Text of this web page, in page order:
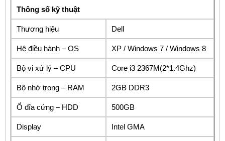
Thông số kỹ thuật
Thương hiệu Dell
Hệ điều hành – OS XP / Windows 7 / Windows 8
Bộ vi xử lý – CPU Core i3 2367M(2*1.4Ghz)
Bộ nhớ trong – RAM 2GB DDR3
Ổ đĩa cứng – HDD 500GB
Display Intel GMA